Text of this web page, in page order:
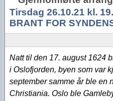
Middelalderbyen i dag
Lederartikler
Styremedlemmer
Uttalelser
Gjennomførte
Glemt ditt passord?
Glemt ditt brukernavn?
Tirsdag 26.10.21 kl.
BRANT FOR
Natt til den 17. august 1624
i Oslofjorden, byen som var
september samme år ble en
Christiania. Oslo ble